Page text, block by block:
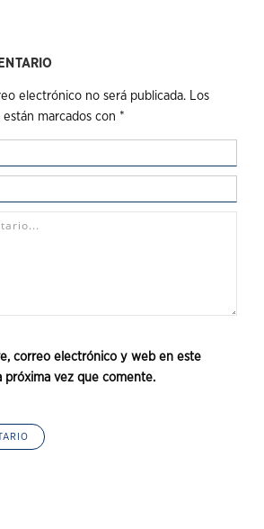
electrónico no será publicada.
Los
marcados con *
correo electrónico y web en este
próxima vez que comente.